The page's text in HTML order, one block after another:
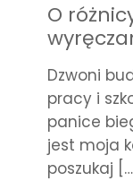
O
Dzwoni
pracy i
panice
jest moja
poszukaj […]